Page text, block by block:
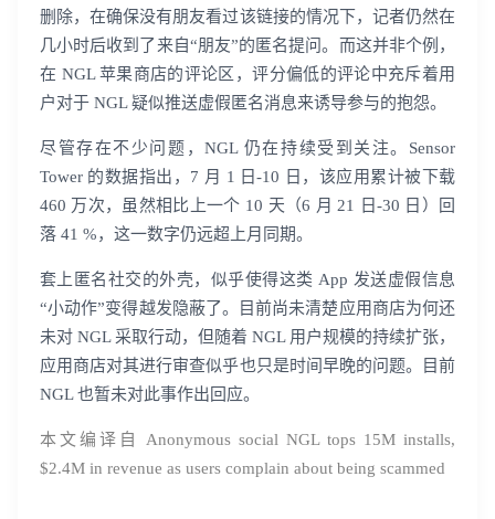
删除，在确保没有朋友看过该链接的情况下，记者仍然在
几小时后收到了来自“朋友”的匿名提问。而这并非个例，
在 NGL 苹果商店的评论区，评分偏低的评论中充斥着用
户对于 NGL 疑似推送虚假匿名消息来诱导参与的抱怨。
尽管存在不少问题，NGL 仍在持续受到关注。Sensor
Tower 的数据指出，7 月 1 日-10 日，该应用累计被下载
460 万次，虽然相比上一个 10 天（6 月 21 日-30 日）回
落 41 %，这一数字仍远超上月同期。
套上匿名社交的外壳，似乎使得这类 App 发送虚假信息
“小动作”变得越发隐蔽了。目前尚未清楚应用商店为何还
未对 NGL 采取行动，但随着 NGL 用户规模的持续扩张，
应用商店对其进行审查似乎也只是时间早晚的问题。目前
NGL 也暂未对此事作出回应。
本文编译自 Anonymous social NGL tops 15M installs,
$2.4M in revenue as users complain about being scammed